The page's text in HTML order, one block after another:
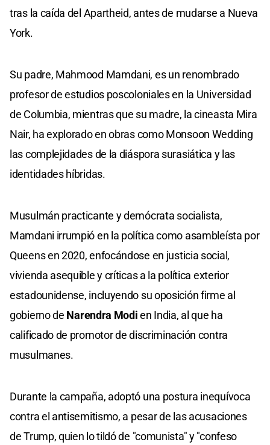
tras la caída del Apartheid, antes de mudarse a Nueva
York.
Su padre, Mahmood Mamdani, es un renombrado
profesor de estudios poscoloniales en la Universidad
de Columbia, mientras que su madre, la cineasta Mira
Nair, ha explorado en obras como Monsoon Wedding
las complejidades de la diáspora surasiática y las
identidades híbridas.
Musulmán practicante y demócrata socialista,
Mamdani irrumpió en la política como asambleísta por
Queens en 2020, enfocándose en justicia social,
vivienda asequible y críticas a la política exterior
estadounidense, incluyendo su oposición firme al
gobierno de Narendra Modien India, al que ha
calificado de promotor de discriminación contra
musulmanes.
Durante la campaña, adoptó una postura inequívoca
contra el antisemitismo, a pesar de las acusaciones
de Trump, quien lo tildó de "comunista" y "confeso